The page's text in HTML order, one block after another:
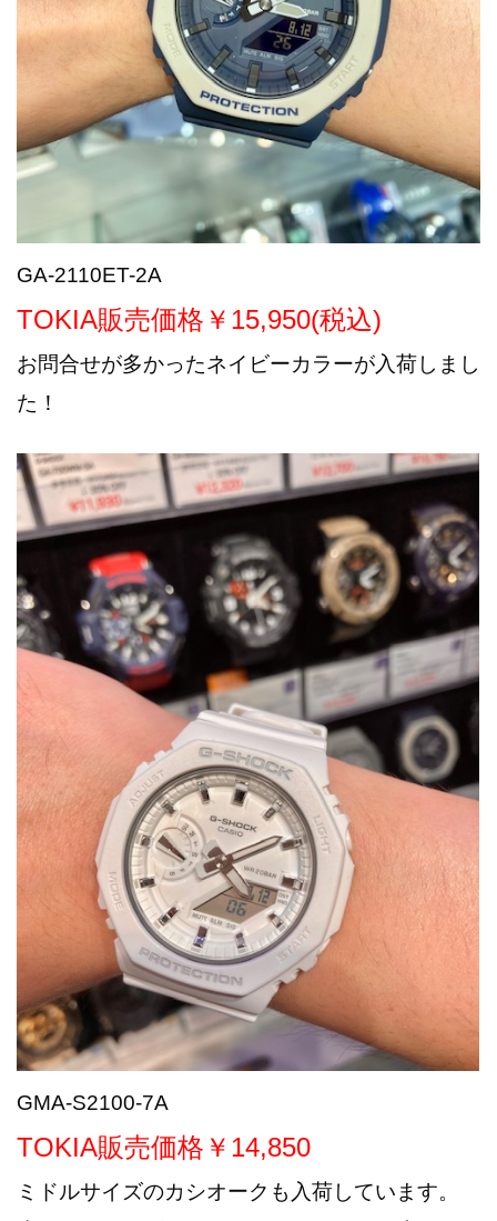
GA-2110ET-2A
TOKIA販売価格￥15,950(税込)
お問合せが多かったネイビーカラーが入荷しまし
た！
GMA-S2100-7A
TOKIA販売価格￥14,850
ミドルサイズのカシオークも入荷しています。